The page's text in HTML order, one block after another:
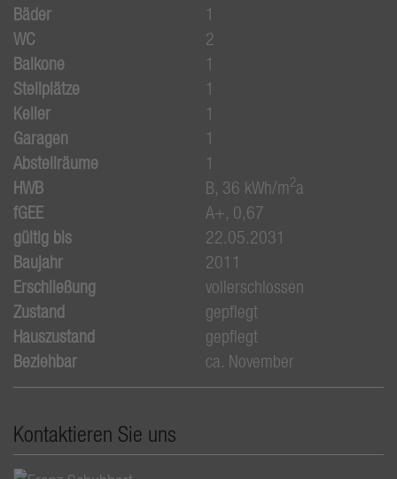
Bäder
1
WC
2
Balkone
1
Stellplätze
1
Keller
1
Garagen
1
Abstellräume
1
HWB
B, 36 kWh/m2a
fGEE
A+, 0,67
gültig bis
22.05.2031
Baujahr
2011
Erschließung
vollerschlossen
Zustand
gepflegt
Hauszustand
gepflegt
Beziehbar
ca. November
Kontaktieren Sie uns